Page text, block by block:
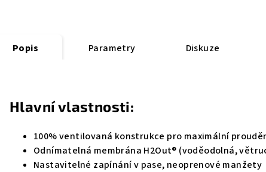
Popis Parametry Diskuze
Hlavní vlastnosti:
100% ventilovaná konstrukce pro maximální
Odnímatelná membrána H2Out® (voděodolná,
Nastavitelné zapínání v pase, neoprenové manžety